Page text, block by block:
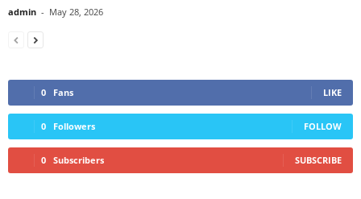
admin - May 28, 2026
0 Fans LIKE
0 Followers FOLLOW
0 Subscribers SUBSCRIBE